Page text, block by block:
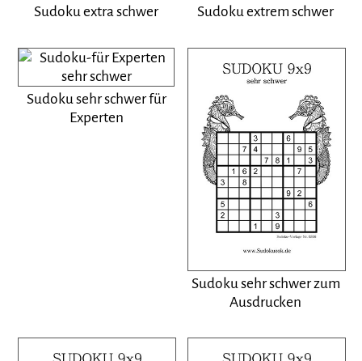
Sudoku extra schwer Sudoku extrem schwer
Sudoku sehr schwer für
Experten
Sudoku sehr schwer zum
Ausdrucken